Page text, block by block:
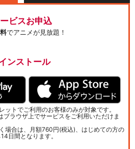
ビスお申込
でアニメが見放題！
ンストール
ットでご利用のお客様のみが対象です。
ブラウザ上でサービスをご利用いただけま
場合は、月額760円(税込)、はじめての方の
日間となります。